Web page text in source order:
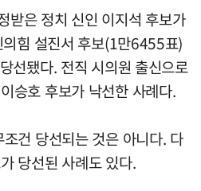
받은 정치 신인 이지석 후보가
힘 설진서 후보(1만6455표)
선됐다. 전직 시의원 출신으로
승호 후보가 낙선한 사례다.
건 당선되는 것은 아니다. 다
당선된 사례도 있다.